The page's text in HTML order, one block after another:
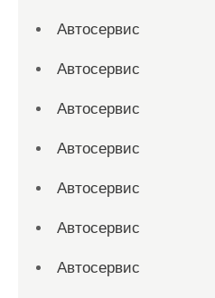
Автосервис
Автосервис
Автосервис
Автосервис
Автосервис
Автосервис
Автосервис